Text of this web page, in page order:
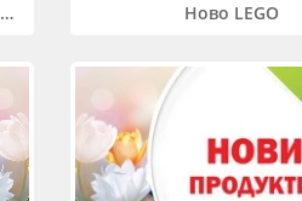
Два свята. Едно голямо приключение. Купи 2 продукта LEGO® Friends и/или LEGO® Minecraft и вземи -27% Ново LEGO